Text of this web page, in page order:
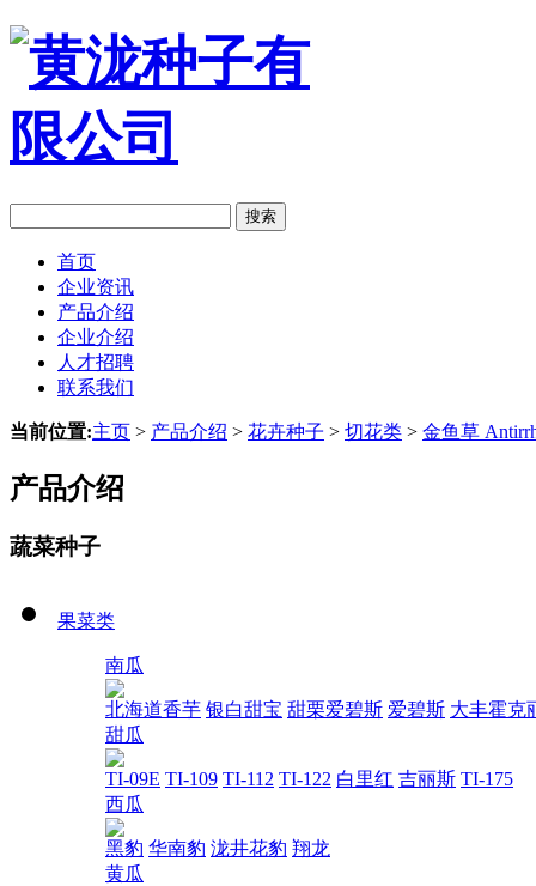
搜索
首页
企业资讯
产品介绍
企业介绍
人才招聘
联系我们
当前位置:主页 > 产品介绍 > 花卉种子 > 切花类 > 金鱼草
产品介绍
蔬菜种子
果菜类
南瓜
北海道香芋 银白甜宝 甜栗爱碧斯 爱碧斯 大丰霍克
甜瓜
TI-09E TI-109 TI-112 TI-122 白里红 吉丽斯 TI-175
西瓜
黑豹 华南豹 泷井花豹 翔龙
黄瓜